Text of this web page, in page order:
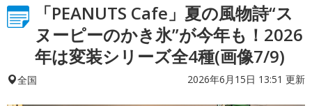
「PEANUTS Cafe」夏の風物詩“ス
ヌーピーのかき氷”が今年も！2026
年は変装シリーズ全4種(画像7/9)
全国 2026年6月15日 13:51 更新